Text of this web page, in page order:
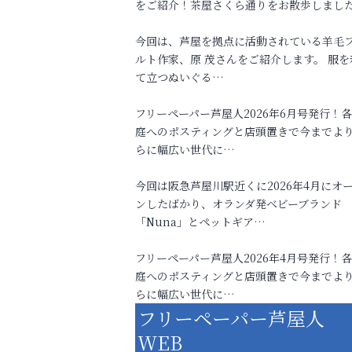
をご紹介！茶屋さくら通りをお散歩しまし
今回は、芦屋を拠点に活動されている羊毛
ルト作家、原 茂さんをご紹介します。 服を
て立つぬいぐる…
フリーペーパー芦屋人2026年6月号発行！
庭へのポスティングと店頭置きで今までよ
らに幅広い世代に…
今回は阪急芦屋川駅近くに2026年4月にオ
ンしたばかり、オランダ発ベビーブランド
「Nuna」とペットギア…
フリーペーパー芦屋人2026年4月号発行！
庭へのポスティングと店頭置きで今までよ
らに幅広い世代に…
フリーペーパー芦屋人
WEB